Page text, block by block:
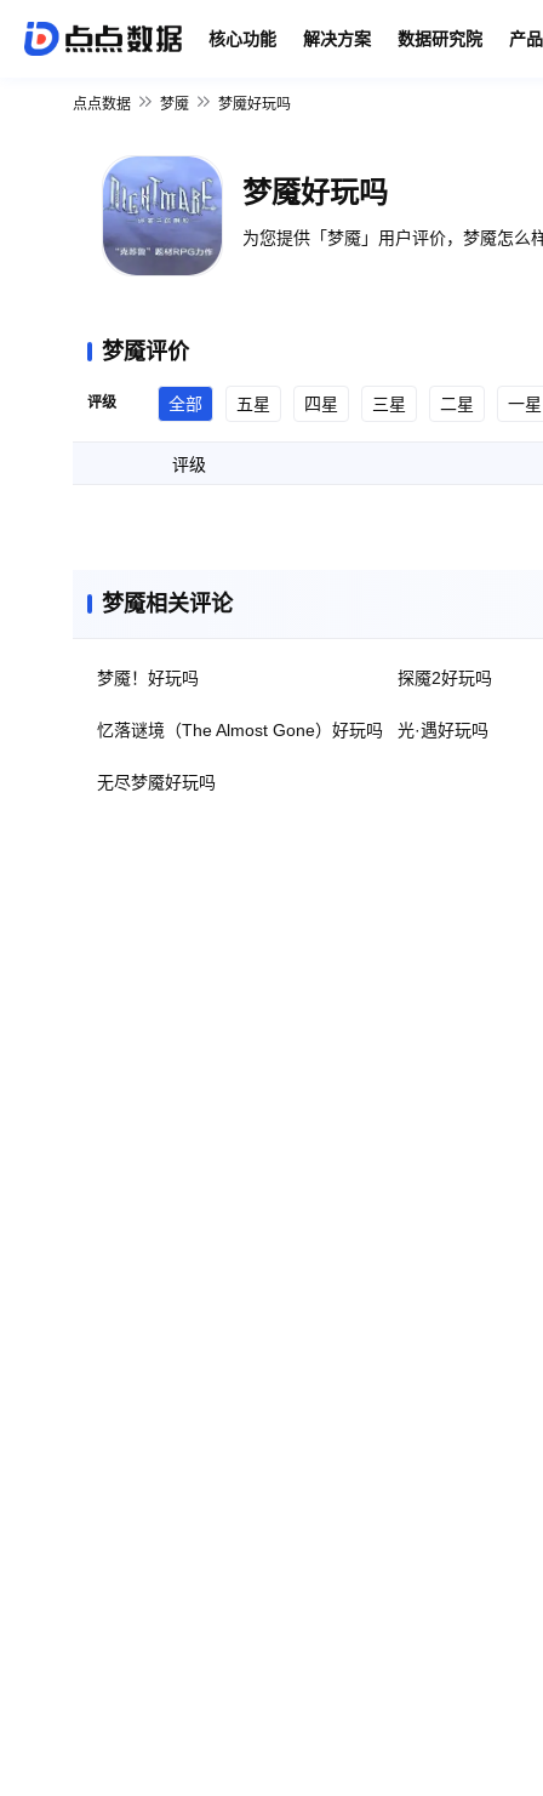
核心功能 解决方案 数据研究院 产
点点数据 梦魇 梦魇好玩吗
梦魇好玩吗
为您提供「梦魇」用户评价，梦魇怎么
梦魇评价
评级 全部 五星 四星 三星 二星 一星
评级
梦魇相关评论
梦魇！好玩吗 探魇2好玩吗
忆落谜境（The Almost Gone）好玩吗 光·遇好玩吗
无尽梦魇好玩吗